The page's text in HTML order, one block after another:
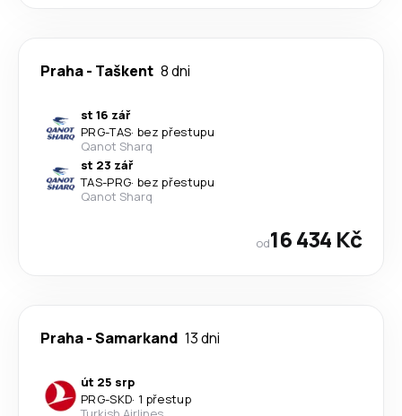
Praha- Taškent 8 dni
st 16 zář
PRG-TAS· bez přestupu
Qanot Sharq
st 23 zář
TAS-PRG· bez přestupu
Qanot Sharq
od16 434 Kč
Praha-Samarkand 13 dni
út 25 srp
PRG-SKD· 1 přestup